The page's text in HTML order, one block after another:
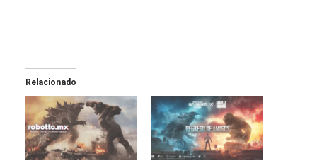
Relacionado